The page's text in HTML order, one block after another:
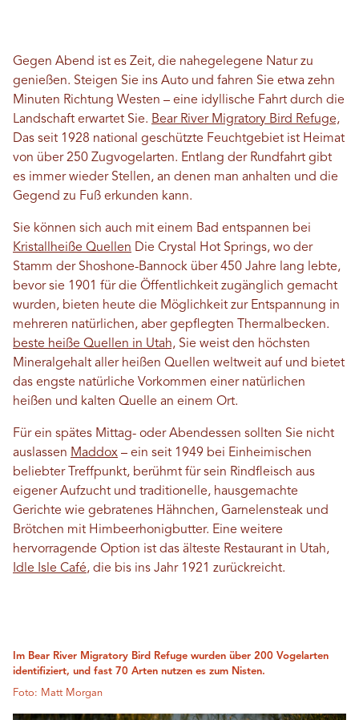
Gegen Abend ist es Zeit, die nahegelegene Natur zu
genießen. Steigen Sie ins Auto und fahren Sie etwa zehn
Minuten Richtung Westen – eine idyllische Fahrt durch die
Landschaft erwartet Sie. Bear River Migratory Bird Refuge,
Das seit 1928 national geschützte Feuchtgebiet ist Heimat
von über 250 Zugvogelarten. Entlang der Rundfahrt gibt
es immer wieder Stellen, an denen man anhalten und die
Gegend zu Fuß erkunden kann.
Sie können sich auch mit einem Bad entspannen bei
Kristallheiße Quellen Die Crystal Hot Springs, wo der
Stamm der Shoshone-Bannock über 450 Jahre lang lebte,
bevor sie 1901 für die Öffentlichkeit zugänglich gemacht
wurden, bieten heute die Möglichkeit zur Entspannung in
mehreren natürlichen, aber gepflegten Thermalbecken.
beste heiße Quellen in Utah, Sie weist den höchsten
Mineralgehalt aller heißen Quellen weltweit auf und bietet
das engste natürliche Vorkommen einer natürlichen
heißen und kalten Quelle an einem Ort.
Für ein spätes Mittag- oder Abendessen sollten Sie nicht
auslassen Maddox – ein seit 1949 bei Einheimischen
beliebter Treffpunkt, berühmt für sein Rindfleisch aus
eigener Aufzucht und traditionelle, hausgemachte
Gerichte wie gebratenes Hähnchen, Garnelensteak und
Brötchen mit Himbeerhonigbutter. Eine weitere
hervorragende Option ist das älteste Restaurant in Utah,
Idle Isle Café, die bis ins Jahr 1921 zurückreicht.
Im Bear River Migratory Bird Refuge wurden über 200 Vogelarten
identifiziert, und fast 70 Arten nutzen es zum Nisten.
Foto: Matt Morgan